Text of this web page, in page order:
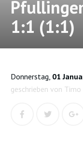
1:1 (1:1)
Donnerstag, 01
geschrieben von Timo